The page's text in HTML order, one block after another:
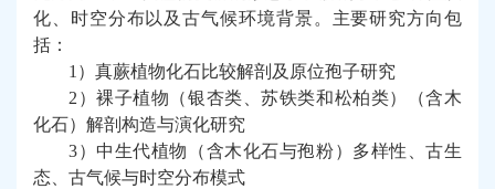
化、时空分布以及古气候环境背景。主要研究方向包
括：
1 ）真蕨植物化石比较解剖及原位孢子研究
2 ）裸子植物（银杏类、苏铁类和松柏类） （含木
化石） 解剖构造与演化研究
3）中生代植物 （含木化石与孢粉） 多样性、古生
态、古气候与时空分布模式